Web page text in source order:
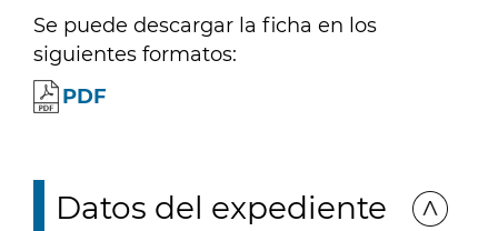
Se puede descargar la ficha en los
siguientes formatos:
PDF
Datos del expediente